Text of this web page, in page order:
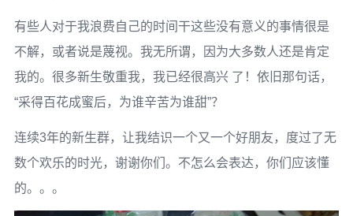
有些人对于我浪费自己的时间干这些没有意义的事情很是
不解，或者说是蔑视。我无所谓，因为大多数人还是肯定
我的。很多新生敬重我，我已经很高兴 了！依旧那句话，
“采得百花成蜜后，为谁辛苦为谁甜”？
连续3年的新生群，让我结识一个又一个好朋友，度过了无
数个欢乐的时光，谢谢你们。不怎么会表达，你们应该懂
的。。。